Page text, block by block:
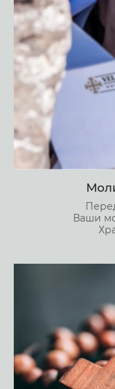
Ваши